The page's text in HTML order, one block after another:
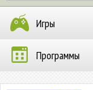
Игры
Программы